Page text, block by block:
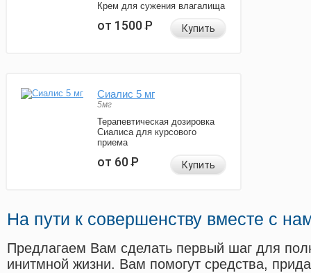
Крем для сужения влагалища
от 1500Р Купить
Сиалис 5 мг
5мг
Терапевтическая дозировка
Сиалиса для курсового
приема
от 60Р Купить
На пути к совершенству вместе с
Предлагаем Вам сделать первый шаг для
инитмной жизни. Вам помогут средства,